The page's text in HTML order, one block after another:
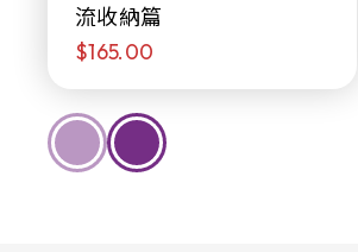
流收納篇
$165.00